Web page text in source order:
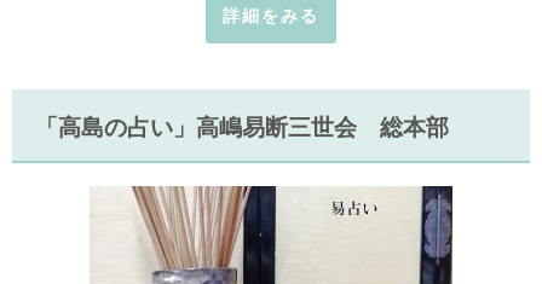
詳細をみる
「高島の占い」高嶋易断三世会 総本部